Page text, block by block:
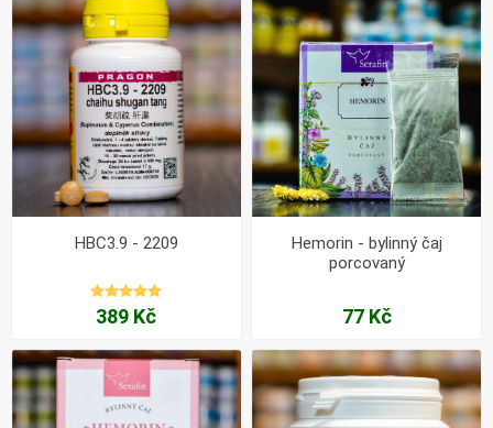
HBC3.9 - 2209
389 Kč
Hemorin - bylinný čaj
porcovaný
77 Kč